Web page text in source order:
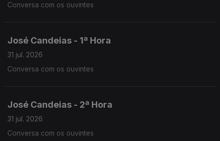
Conversa com os ouvintes
José Candeias - 1ª Hora
31 jul. 2026
Conversa com os ouvintes
José Candeias - 2ª Hora
31 jul. 2026
Conversa com os ouvintes